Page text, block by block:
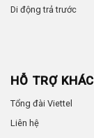
Di động trả trước
HỖ TRỢ
Tổng đài Viettel
Liên hệ